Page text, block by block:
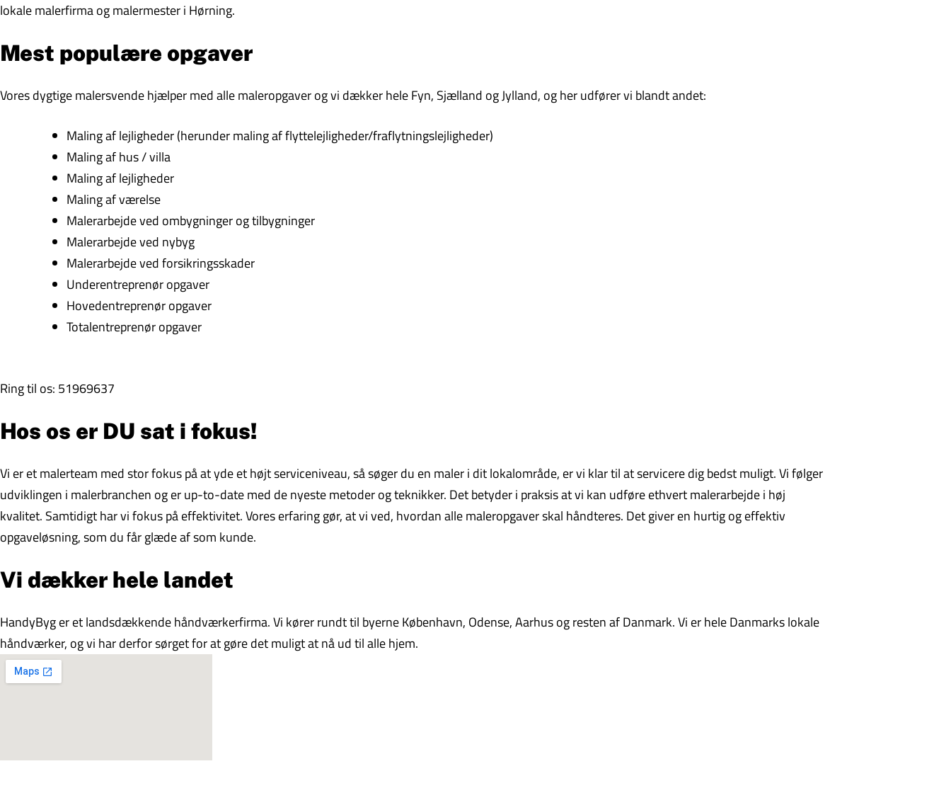
lokale malerfirma og malermester i Hørning.
Mest populære opgaver
Vores dygtige malersvende hjælper med alle maleropgaver og vi dækker hele Fyn, Sjælland og Jylland, og her udfører vi blandt andet:
Maling af lejligheder (herunder maling af flyttelejligheder/fraflytningslejligheder)
Maling af hus / villa
Maling af lejligheder
Maling af værelse
Malerarbejde ved ombygninger og tilbygninger
Malerarbejde ved nybyg
Malerarbejde ved forsikringsskader
Underentreprenør opgaver
Hovedentreprenør opgaver
Totalentreprenør opgaver
Ring til os: 51969637
Hos os er DU sat i fokus!
Vi er et malerteam med stor fokus på at yde et højt serviceniveau, så søger du en maler i dit lokalområde, er vi klar til at servicere dig bedst muligt. Vi følger
udviklingen i malerbranchen og er up-to-date med de nyeste metoder og teknikker. Det betyder i praksis at vi kan udføre ethvert malerarbejde i høj
kvalitet. Samtidigt har vi fokus på effektivitet. Vores erfaring gør, at vi ved, hvordan alle maleropgaver skal håndteres. Det giver en hurtig og effektiv
opgaveløsning, som du får glæde af som kunde.
Vi dækker hele landet
HandyByg er et landsdækkende håndværkerfirma. Vi kører rundt til byerne København, Odense, Aarhus og resten af Danmark. Vi er hele Danmarks lokale
håndværker, og vi har derfor sørget for at gøre det muligt at nå ud til alle hjem.